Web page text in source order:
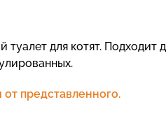
для котят.
представленного.